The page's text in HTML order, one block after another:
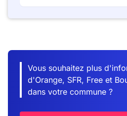
Vous souhaitez plus
d'Orange, SFR, Free et
dans votre commune ?